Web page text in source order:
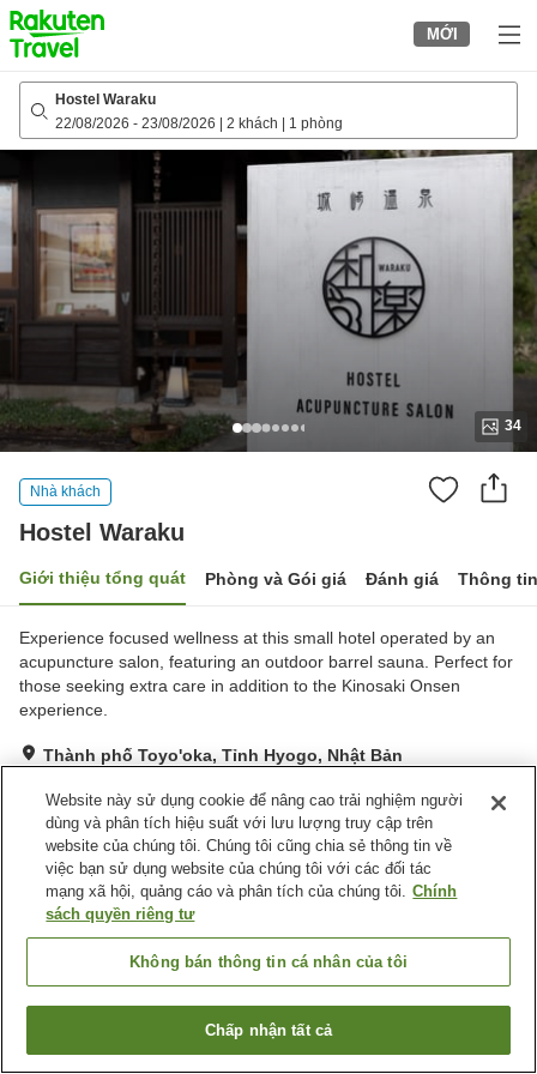
to
top
page
MỚI
Hostel Waraku
22/08/2026 - 23/08/2026 2 khách 1 phòng
34
Nhà khách
Hostel Waraku
Giới thiệu tổng quát Phòng và Gói giá Đánh giá Thông
Experience focused wellness at this small hotel operated by an
acupuncture salon, featuring an outdoor barrel sauna. Perfect for
those seeking extra care in addition to the Kinosaki Onsen
experience.
Thành phố Toyo'oka, Tỉnh Hyogo, Nhật Bản
Tuyệt vời Đánh giá:11lượt
Tiện nghi chỗ nghỉ
Xông hơi
Trang chủ Nhật Bản Tỉnh Hyogo
Thành phố Toyo'oka
Tìm phòng trống
Website này sử dụng cookie để nâng cao trải nghiệm người
dùng và phân tích hiệu suất với lưu lượng truy cập trên
website của chúng tôi. Chúng tôi cũng chia sẻ thông tin về
việc bạn sử dụng website của chúng tôi với các đối tác
mạng xã hội, quảng cáo và phân tích của chúng tôi. Chính
sách quyền riêng tư
Không bán thông tin cá nhân của tôi
Chấp nhận tất cả